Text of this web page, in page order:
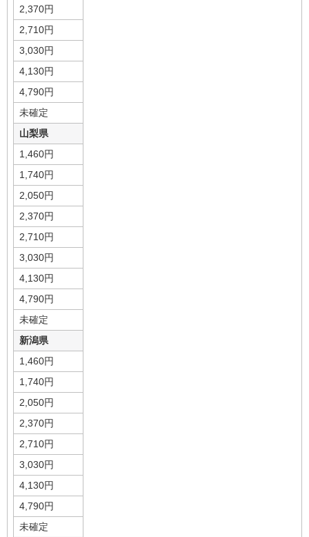
2,370円
2,710円
3,030円
4,130円
4,790円
未確定
山梨県
1,460円
1,740円
2,050円
2,370円
2,710円
3,030円
4,130円
4,790円
未確定
新潟県
1,460円
1,740円
2,050円
2,370円
2,710円
3,030円
4,130円
4,790円
未確定